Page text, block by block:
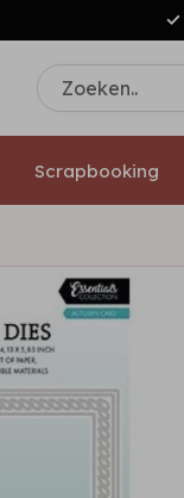
Scrapbooking